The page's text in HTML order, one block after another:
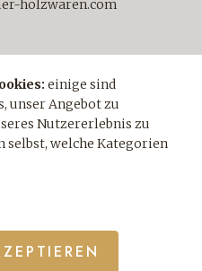
holzwaren.com
Einstellungen
einige sind
unser Angebot zu
Nutzererlebnis zu
selbst, welche Kategorien